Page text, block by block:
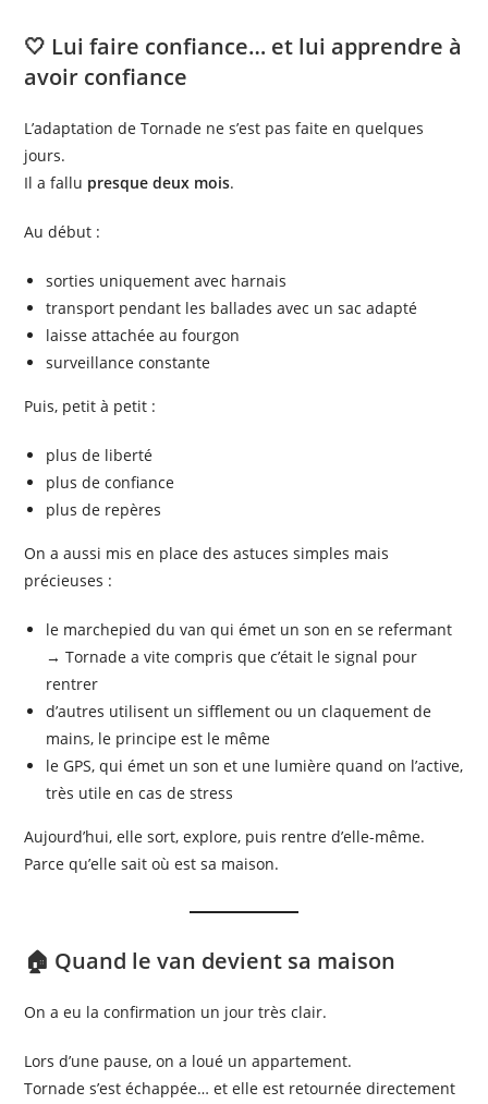
🤍 Lui faire confiance… et lui apprendre à
avoir confiance
L’adaptation de Tornade ne s’est pas faite en quelques
jours.
Il a fallu presque deux mois.
Au début :
sorties uniquement avec harnais
transport pendant les ballades avec un sac adapté
laisse attachée au fourgon
surveillance constante
Puis, petit à petit :
plus de liberté
plus de confiance
plus de repères
On a aussi mis en place des astuces simples mais
précieuses :
le marchepied du van qui émet un son en se refermant
→ Tornade a vite compris que c’était le signal pour
rentrer
d’autres utilisent un sifflement ou un claquement de
mains, le principe est le même
le GPS, qui émet un son et une lumière quand on l’active,
très utile en cas de stress
Aujourd’hui, elle sort, explore, puis rentre d’elle-même.
Parce qu’elle sait où est sa maison.
🏠 Quand le van devient sa maison
On a eu la confirmation un jour très clair.
Lors d’une pause, on a loué un appartement.
Tornade s’est échappée… et elle est retournée directement